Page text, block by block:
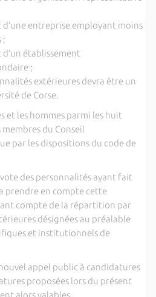
entreprise employant moins
;
établissement
;
extérieures devra être un
de Corse.
et les hommes parmi les huit
du Conseil
par les dispositions du code de
des personnalités ayant fait
prendre en compte cette
compte de la répartition par
désignées au préalable
et institutionnels de
appel public à candidatures
proposées lors du présent
alors valables.